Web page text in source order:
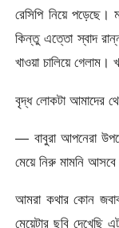
রেসিপি নিয়ে
কিন্তু এত্তো স্বাদ
খাওয়া চালিয়ে
বৃদ্ধ লোকটা আমাদের
— বাবুরা আপনেরা
মেয়ে নিরু মামনি
আমরা কথার কোন
মেয়েটার ছবি